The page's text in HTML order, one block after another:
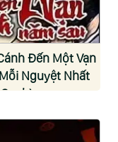
Đến Một Vạn
Nguyệt Nhất
Canh)